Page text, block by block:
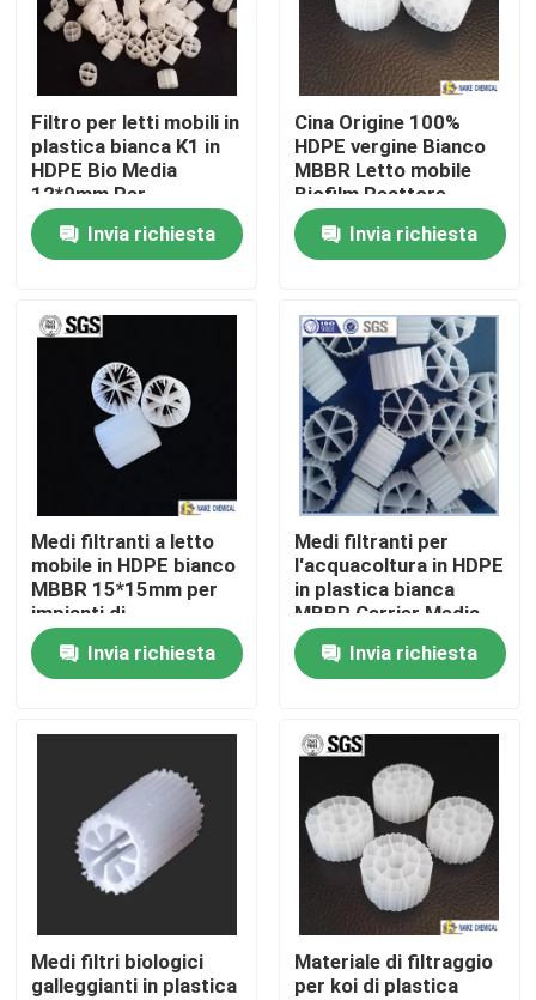
Prodotti
Su di noi
Visita alla fabbrica
Controllo della qualità
Chiedi un preventivo
Zeolite a setaccio molecolare
Filtro per letti mobili in
plastica bianca K1 in
HDPE Bio Media
12*9mm Per
l'acquacoltura
Invia richiesta
Cina Origine 100%
HDPE vergine Bianco
MBBR Letto mobile
Biofilm Reattore
Media 25*12mm Per il
trattamento delle
acque reflue
Invia richiesta
Medi filtranti a letto
mobile in HDPE bianco
MBBR 15*15mm per
impianti di
trattamento delle
acque reflue/medi
filtranti biologici
Invia richiesta
Medi filtranti per
l'acquacoltura in HDPE
in plastica bianca
MBBR Carrier Media
16*10mm
Invia richiesta
Medi filtri biologici
galleggianti in plastica
Materiale di filtraggio
per koi di plastica